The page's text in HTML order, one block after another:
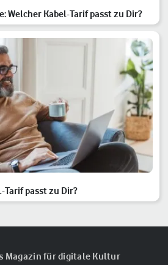
Welcher Kabel-Tarif passt zu Dir?
Tarif passt zu Dir?
Magazin für digitale Kultur